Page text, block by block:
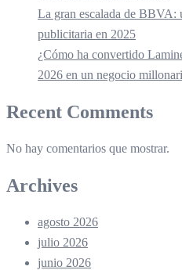
La gran escalada de BBVA:
publicitaria en 2025
¿Cómo ha convertido
2026 en un negocio
Recent Comments
No hay comentarios que mostrar.
Archives
agosto 2026
julio 2026
junio 2026